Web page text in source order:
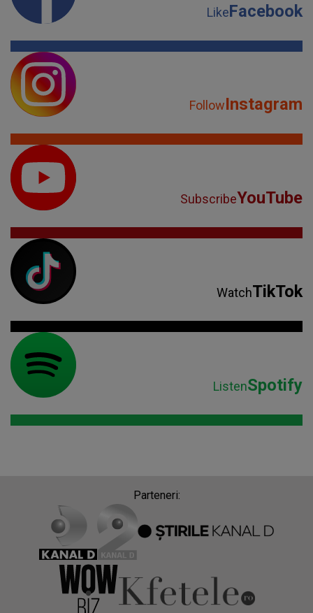
LikeFacebook
FollowInstagram
SubscribeYouTube
WatchTikTok
ListenSpotify
Parteneri: